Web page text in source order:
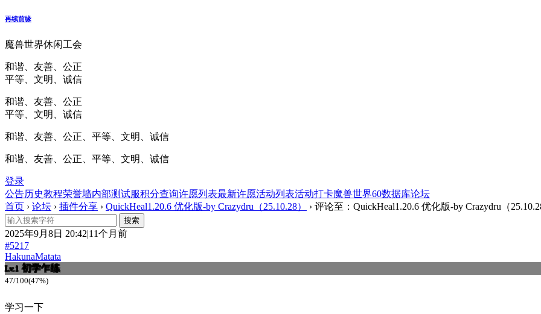
再续前缘
魔兽世界休闲工会
和谐、友善、公正
平等、文明、诚信
和谐、友善、公正
平等、文明、诚信
和谐、友善、公正、平等、文明、诚信
和谐、友善、公正、平等、文明、诚信
登录
公告历史教程荣誉墙内部测试服积分查询许愿列表最新许愿活动列表活动打卡魔兽世界60数据库论坛
首页 › 论坛 › 插件分享 › QuickHeal1.20.6 优化版-by Crazydru（25.10.28） › 评论至：QuickHeal1.20.6 优化版-by Crazydru（
2025年9月8日 20:42|11个月前
#5217
HakunaMatata
Lv.1 初学乍练
47/100(47%)
学习一下